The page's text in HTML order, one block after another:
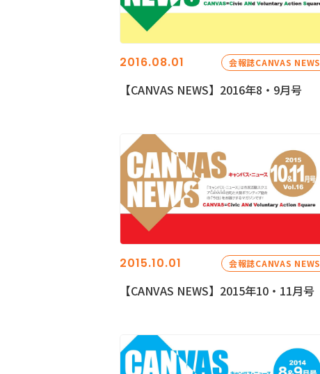
2016.08.01 会報誌CANVAS NEWS
【CANVAS NEWS】2016年8・9月号
2015.10.01 会報誌CANVAS NEWS
【CANVAS NEWS】2015年10・11月号